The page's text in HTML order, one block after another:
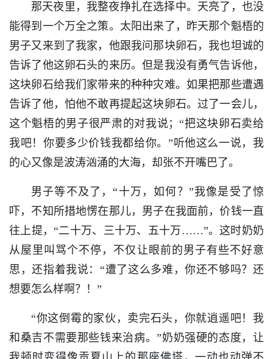
那天夜里，我整夜挣扎在选择中。天亮了，也没
能得到一个万全之策。太阳出来了，昨天那个魁梧的
男子又来到了我家，他跟我问那块卵石，我也坦诚的
告诉了他这卵石头的来历。但是我没有勇气告诉他，
这块卵石给我们家带来的种种灾难。如果把那些遭遇
告诉了他，怕他不敢再提起这块卵石。过了一会儿，
这个魁梧的男子很严肃的对我说；“把这块卵石卖给
我吧！你要多少价钱我都给你。”听他这么一说，我
的心又像是波涛汹涌的大海，却张不开嘴巴了。
男子等不及了，“十万，如何？”我像是受了惊
吓，不知所措地愣在那儿，男子在我面前，价钱一直
往上提，“二十万、三十万、五十万……”。这时奶奶
从屋里叫骂个不停，不仅让眼前的男子有些不好意
思，还指着我说：“遭了这么多难，你还不够吗？还
想要怎么样啊？！”
“你这倒霉的家伙，卖完石头，你就逍遥吧！我
和桑吉不需要那些钱来治病。”奶奶强硬的态度，让